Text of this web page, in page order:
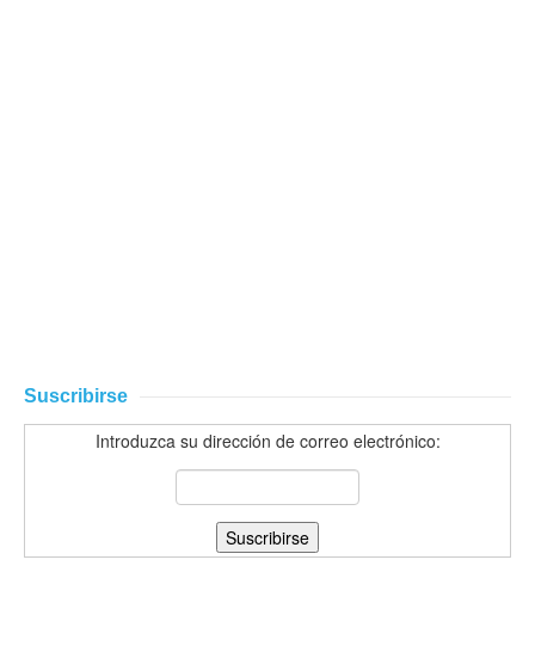
Suscribirse
Introduzca su dirección de correo electrónico: